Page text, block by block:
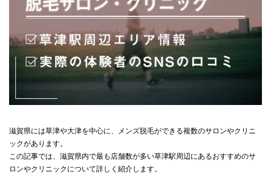
滋賀県には草津や大津を中心に、メンズ脱毛ができる複数のサロンやクリニ
ックがあります。
この記事では、滋賀県内で最も店舗数が多い草津駅周辺にあるおすすめのサ
ロンやクリニックについて詳しく紹介します。